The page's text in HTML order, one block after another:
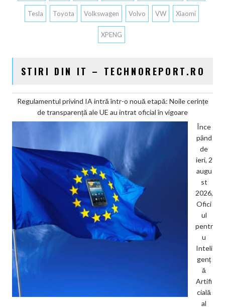
Tesla Toyota Volkswagen Volvo VW Xiaomi
XPENG
STIRI DIN IT – TECHNOREPORT.RO
Regulamentul privind IA intră într-o nouă etapă: Noile cerințe
de transparență ale UE au intrat oficial în vigoare
Înce
pând
de
ieri, 2
augu
st
2026,
Ofici
ul
pentr
u
Inteli
genț
ă
Artifi
cială
al